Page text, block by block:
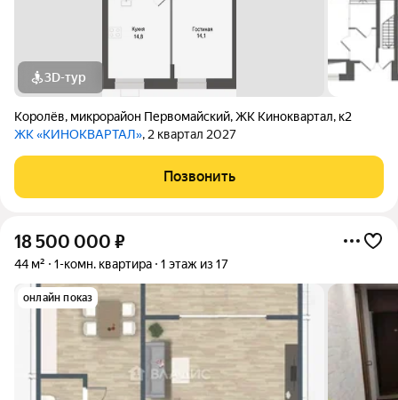
3D-тур
Королёв, микрорайон Первомайский,ЖК Киноквартал, к2
ЖК «КИНОКВАРТАЛ», 2 квартал 2027
Позвонить
18 500 000 ₽
44 м² 1-комн. квартира 1 этаж из 17
онлайн показ